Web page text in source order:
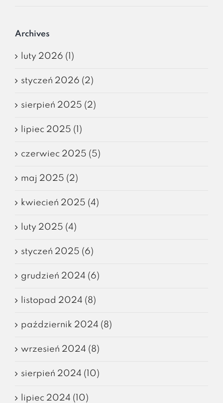
Archives
luty 2026 (1)
styczeń 2026 (2)
sierpień 2025 (2)
lipiec 2025 (1)
czerwiec 2025 (5)
maj 2025 (2)
kwiecień 2025 (4)
luty 2025 (4)
styczeń 2025 (6)
grudzień 2024 (6)
listopad 2024 (8)
październik 2024 (8)
wrzesień 2024 (8)
sierpień 2024 (10)
lipiec 2024 (10)